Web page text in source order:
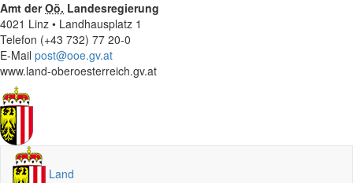
Amt derOö. Landesregierung
4021 Linz • Landhausplatz 1
Telefon (+43 732) 77 20-0
E-Mail post@ooe.gv.at
www.land-oberoesterreich.gv.at
Land